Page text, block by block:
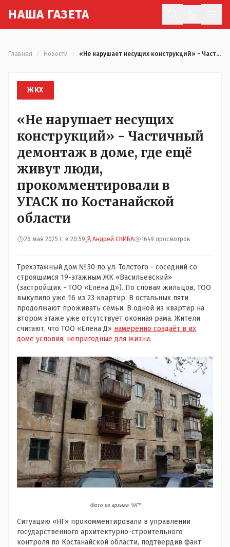
НАША ГАЗЕТА
Главная Новости «Не нарушает несущих конструкций» - Частичный демонтаж в доме, где ещё живут люди, прокомментировали в УГАСК по Костанайской области
ЖКХ
«Не нарушает несущих
конструкций» - Частичный
демонтаж в доме, где ещё
живут люди,
прокомментировали в
УГАСК по Костанайской
области
26 мая 2025 г. в 20:59 Андрей СКИБА 1649 просмотров
Трёхэтажный дом №30 по ул. Толстого - соседний со
строящимся 19-этажным ЖК «Васильевский»
(застройщик - ТОО «Елена Д»). По словам жильцов, ТОО
выкупило уже 16 из 23 квартир. В остальных пяти
продолжают проживать семьи. В одной из квартир на
втором этаже уже отсутствует оконная рама. Жители
считают, что ТОО «Елена Д» намеренно создаёт в их
доме условия, непригодные для жизни.
Фото из архива "НГ"
Ситуацию «НГ» прокомментировали в управлении
государственного архитектурно-строительного
контроля по Костанайской области, подтвердив факт